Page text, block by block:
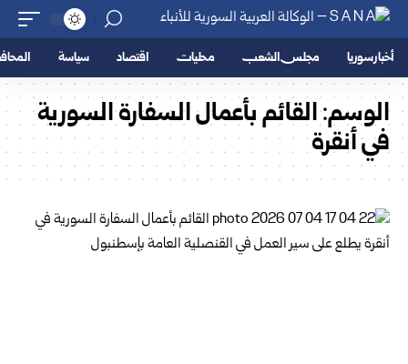
أخبار سوريا مجلس الشعب محليات اقتصاد سياسة
الوسم:القائم بأعمال السفارة السورية
في أنقرة